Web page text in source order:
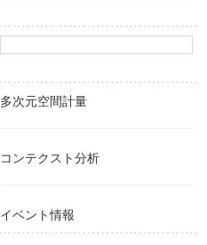
多次元空間計量
コンテクスト分析
イベント情報